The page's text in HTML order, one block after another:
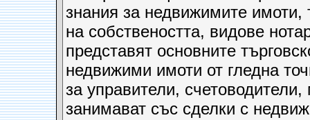
знания за недвижимите имоти,
на собствеността, видове
представят основните
недвижими имоти от гледна
за управители,
занимават със сделки с